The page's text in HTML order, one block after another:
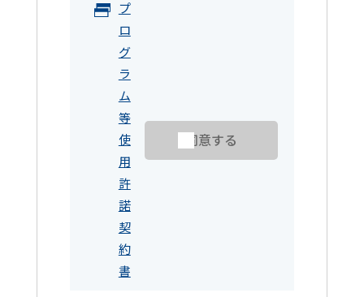
プ
ロ
グ
ラ
ム
等
使
用
許
諾
契
約
書
同意する